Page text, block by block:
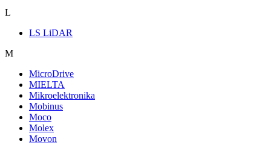
L
LS LiDAR
M
MicroDrive
MIELTA
Mikroelektronika
Mobinus
Moco
Molex
Movon